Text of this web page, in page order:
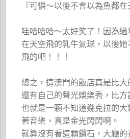
『可憐～以後不會以為魚都在
哇哈哈哈～太好笑了！因為
在天空飛的乳牛氣球，以後
飛的吧！！！
總之，這澳門的飯店真是比大
還有自己的聲光娛樂秀，比方
也就是一顆不知道幾克拉的
著音樂，真是金光閃閃啊。
就算沒有看這顆鑽石，大廳的